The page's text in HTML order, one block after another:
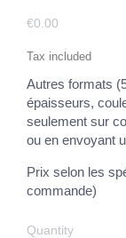
€0.00
Tax included
Autres formats
épaisseurs,
seulement sur
ou en envoyant
Prix selon les
commande)
Quantity